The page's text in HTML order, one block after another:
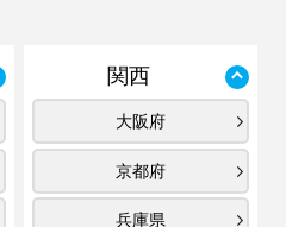
関西
大阪府
京都府
兵庫県